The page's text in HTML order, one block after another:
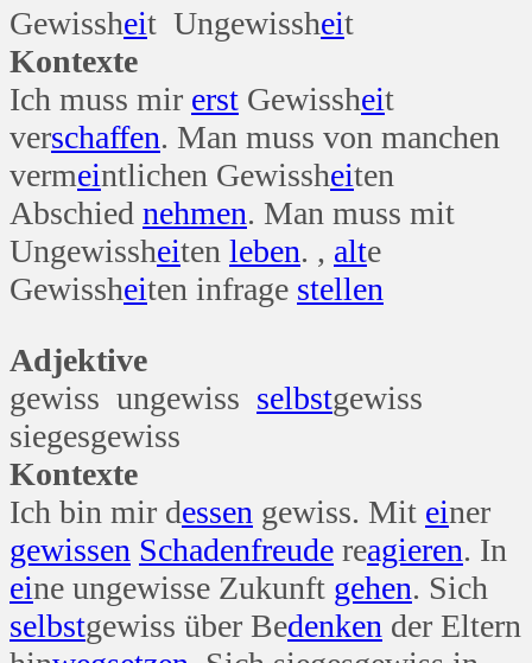
Gewissheit Ungewissheit
Kontexte
Ich muss mir erst Gewissheit
verschaffen. Man muss von manchen
vermeintlichen Gewissheiten
Abschied nehmen. Man muss mit
Ungewissheiten leben. , alte
Gewissheiten infrage stellen
Adjektive
gewiss ungewiss selbstgewiss
siegesgewiss
Kontexte
Ich bin mir dessen gewiss. Mit einer
gewissen Schadenfreude reagieren. In
eine ungewisse Zukunft gehen. Sich
selbstgewiss über Bedenken der Eltern